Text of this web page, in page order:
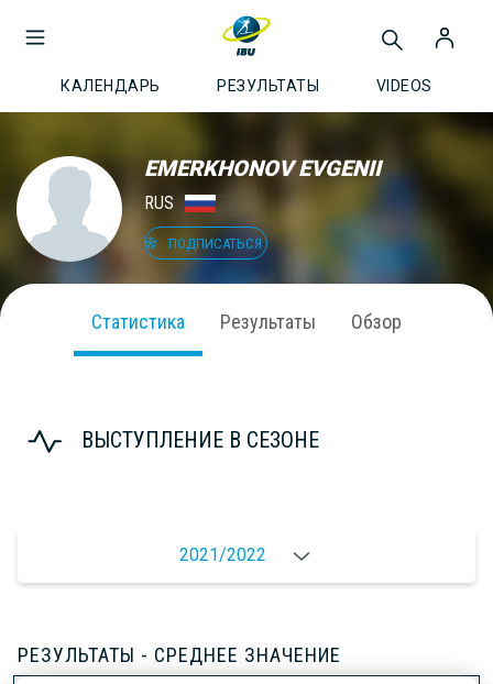
КАЛЕНДАРЬ РЕЗУЛЬТАТЫ VIDEOS
EMERKHONOV EVGENII
RUS
ПОДПИСАТЬСЯ
Статистика Результаты Обзор
ВЫСТУПЛЕНИЕ В СЕЗОНЕ
2021/2022
РЕЗУЛЬТАТЫ - СРЕДНЕЕ ЗНАЧЕНИЕ